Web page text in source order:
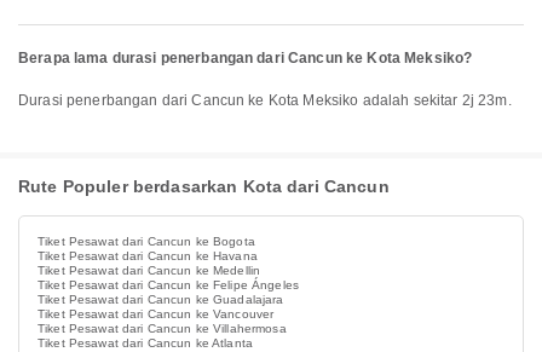
Berapa lama durasi penerbangan dari Cancun ke Kota Meksiko?
Durasi penerbangan dari Cancun ke Kota Meksiko adalah sekitar 2j 23m.
Rute Populer berdasarkan Kota dari Cancun
Tiket Pesawat dari Cancun ke Bogota
Tiket Pesawat dari Cancun ke Havana
Tiket Pesawat dari Cancun ke Medellin
Tiket Pesawat dari Cancun ke Felipe Ángeles
Tiket Pesawat dari Cancun ke Guadalajara
Tiket Pesawat dari Cancun ke Vancouver
Tiket Pesawat dari Cancun ke Villahermosa
Tiket Pesawat dari Cancun ke Atlanta